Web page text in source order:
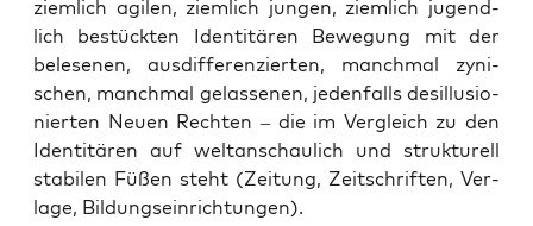
ziem­lich agi­len, ziem­lich jun­gen, ziem­lich jugend­
lich bestück­ten Iden­ti­tä­ren Bewe­gung mit der
bele­se­nen, aus­dif­fe­ren­zier­ten, manch­mal zyni­
schen, manch­mal gelas­se­nen, jeden­falls des­il­lu­sio­
nier­ten Neu­en Rech­ten – die im Ver­gleich zu den
Iden­ti­tä­ren auf welt­an­schau­lich und struk­tu­rell
sta­bi­len Füßen steht (Zei­tung, Zeit­schrif­ten, Ver­
la­ge, Bildungseinrichtungen).